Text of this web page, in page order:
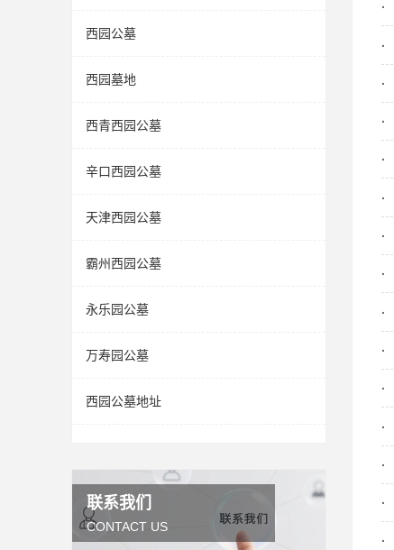
西园公墓
西园墓地
西青西园公墓
辛口西园公墓
天津西园公墓
霸州西园公墓
永乐园公墓
万寿园公墓
西园公墓地址
联系我们
CONTACT US